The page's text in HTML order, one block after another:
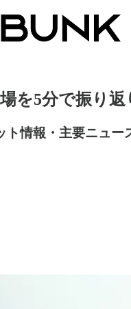
を5分で振り返
ト情報・主要ニュー